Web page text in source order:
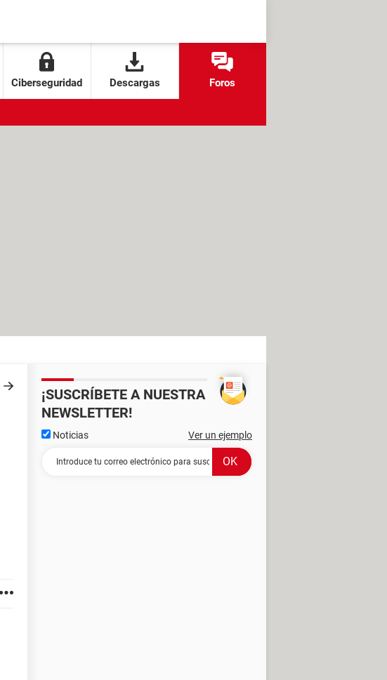
Ciberseguridad Descargas Foros
¡SUSCRÍBETE A NUESTRA
NEWSLETTER!
Noticias Ver un ejemplo